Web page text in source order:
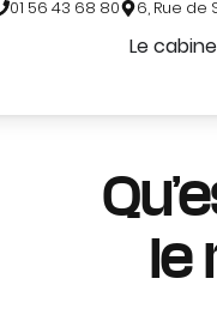
01 56 43 68 80 6, Rue de
Le
le